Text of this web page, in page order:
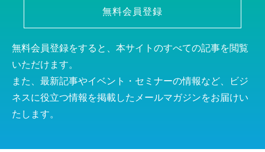
無料会員登録
無料会員登録をすると、本サイトのすべての記事を閲覧
いただけます。
また、最新記事やイベント・セミナーの情報など、ビジ
ネスに役立つ情報を掲載したメールマガジンをお届けい
たします。